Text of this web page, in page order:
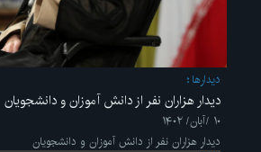
ديدارها
دیدار هزاران نفر از دانش آموزان و دانشجویان
۱۰ /آبان/ ۱۴۰۲
دیدار هزاران نفر از دانش آموزان و دانشجویان